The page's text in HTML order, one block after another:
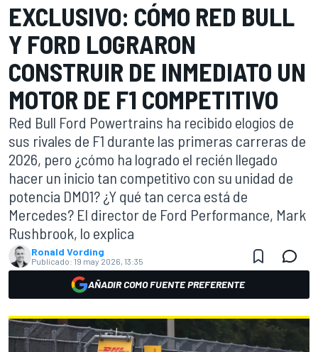
EXCLUSIVO: CÓMO RED BULL
Y FORD LOGRARON
CONSTRUIR DE INMEDIATO UN
MOTOR DE F1 COMPETITIVO
Red Bull Ford Powertrains ha recibido elogios de
sus rivales de F1 durante las primeras carreras de
2026, pero ¿cómo ha logrado el recién llegado
hacer un inicio tan competitivo con su unidad de
potencia DM01? ¿Y qué tan cerca está de
Mercedes? El director de Ford Performance, Mark
Rushbrook, lo explica
Ronald Vording
Publicado: 19 may 2026, 13:35
AÑADIR COMO FUENTE PREFERENTE